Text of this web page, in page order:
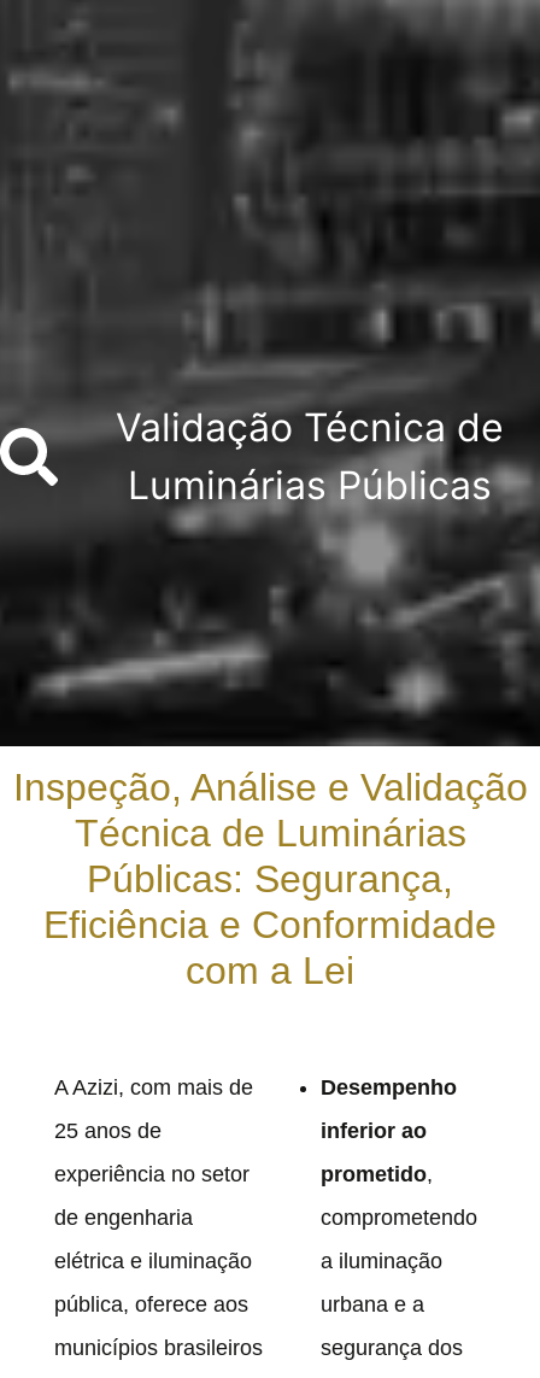
Validação Técnica de
Luminárias Públicas
Inspeção, Análise e Validação
Técnica de Luminárias
Públicas: Segurança,
Eficiência e Conformidade
com a Lei
A Azizi, com mais de
25 anos de
experiência no setor
de engenharia
elétrica e iluminação
pública, oferece aos
municípios brasileiros
Desempenho
inferior ao
prometido,
comprometendo
a iluminação
urbana e a
segurança dos